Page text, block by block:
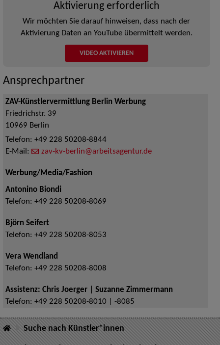
Aktivierung erforderlich
Wir möchten Sie darauf hinweisen, dass nach der
Aktivierung Daten an YouTube übermittelt werden.
VIDEO AKTIVIEREN
Ansprechpartner
ZAV-Künstlervermittlung Berlin Werbung
Friedrichstr. 39
10969 Berlin
Telefon: +49 228 50208-8844
E-Mail:
zav-kv-berlin@arbeitsagentur.de
Werbung/Media/Fashion
Antonino Biondi
Telefon: +49 228 50208-8069
Björn Seifert
Telefon: +49 228 50208-8053
Vera Wendland
Telefon: +49 228 50208-8008
Assistenz: Chris Joerger | Suzanne Zimmermann
Telefon: +49 228 50208-8010 | -8085
Suche nach Künstler*innen